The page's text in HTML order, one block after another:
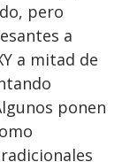
pero
a
a mitad de
ponen